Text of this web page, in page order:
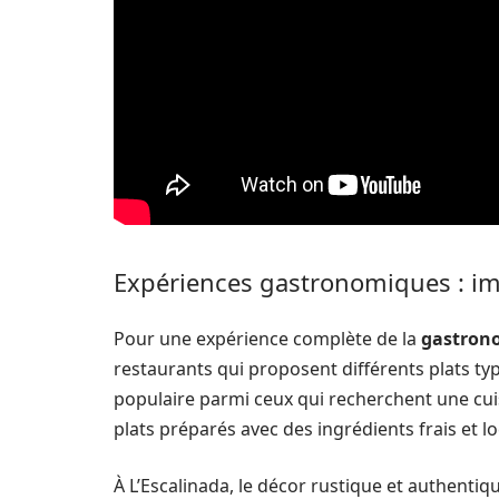
Expériences gastronomiques :
Pour une expérience complète de la
restaurants qui proposent différents plats
populaire parmi ceux qui recherchent une
plats préparés avec des ingrédients frais et
À L’Escalinada, le décor rustique et